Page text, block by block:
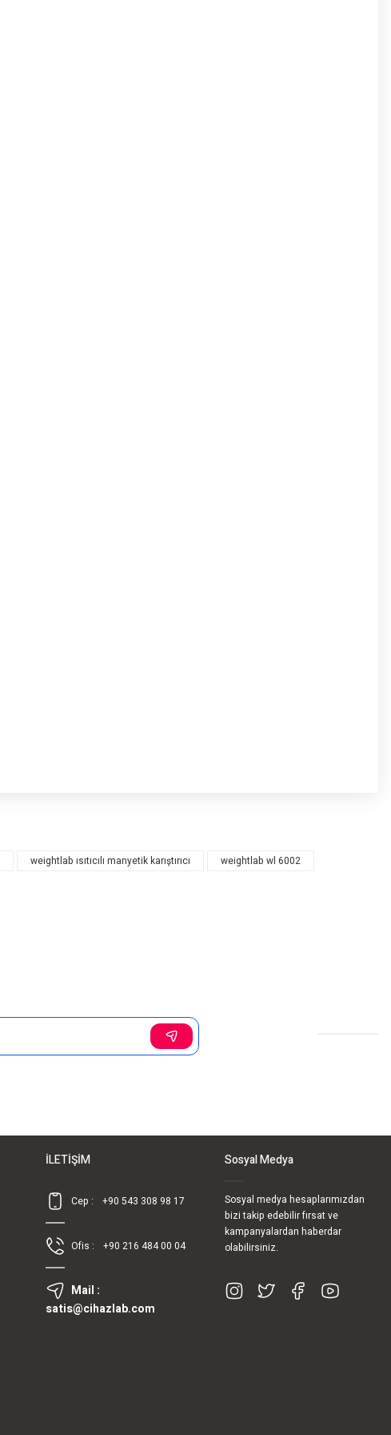
weightlab ısıtıcılı manyetik karıştırıcı
weightlab wl 6002
İLETİŞİM
Cep : +90 543 308 98 17
Ofis : +90 216 484 00 04
Mail :
satis@cihazlab.com
Sosyal Medya
Sosyal medya hesaplarımızdan
bizi takip edebilir fırsat ve
kampanyalardan haberdar
olabilirsiniz.